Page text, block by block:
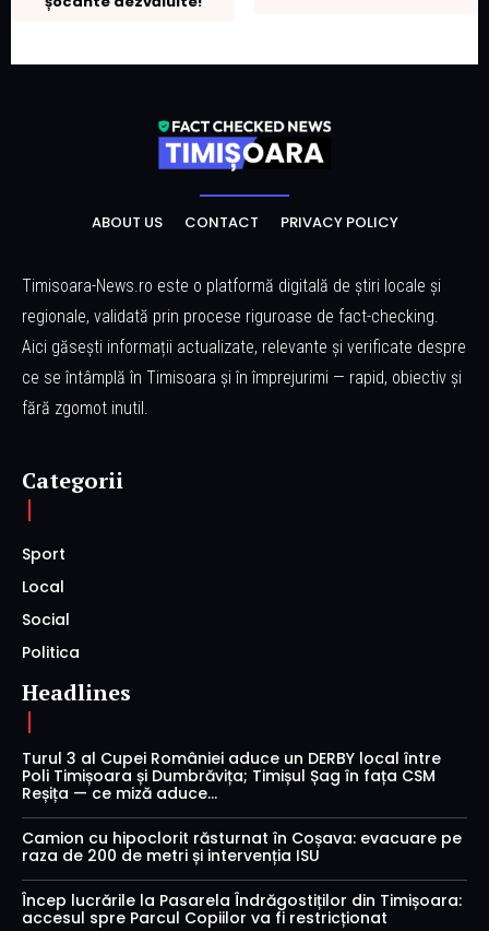
ABOUT US CONTACT PRIVACY POLICY
Timisoara-News.ro este o platformă digitală de știri locale și
regionale, validată prin procese riguroase de fact-checking.
Aici găsești informații actualizate, relevante și verificate despre
ce se întâmplă în Timisoara și în împrejurimi — rapid, obiectiv și
fără zgomot inutil.
Categorii
Sport
Local
Social
Politica
Headlines
Turul 3 al Cupei României aduce un DERBY local între
Poli Timișoara și Dumbrăvița; Timișul Șag în fața CSM
Reșița — ce miză aduce...
Camion cu hipoclorit răsturnat în Coșava: evacuare pe
raza de 200 de metri și intervenția ISU
Încep lucrările la Pasarela Îndrăgostiților din Timișoara:
accesul spre Parcul Copiilor va fi restricționat